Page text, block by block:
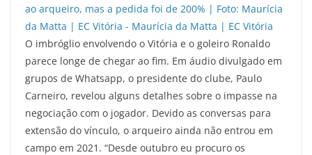
O imbróglio envolvendo o Vitória e o goleiro Ronaldo
parece longe de chegar ao fim. Em áudio divulgado em
grupos de Whatsapp, o presidente do clube, Paulo
Carneiro, revelou alguns detalhes sobre o impasse na
negociação com o jogador. Devido as conversas para
extensão do vínculo, o arqueiro ainda não entrou em
campo em 2021. “Desde outubro eu procuro os